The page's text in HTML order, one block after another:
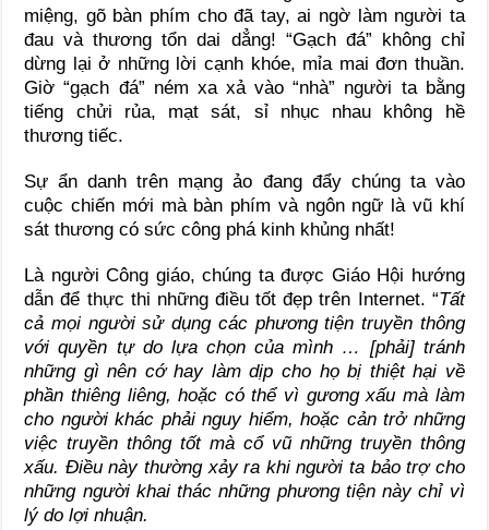
miệng, gõ bàn phím cho đã tay, ai ngờ làm người ta
đau và thương tổn dai dẳng! “Gạch đá” không chỉ
dừng lại ở những lời cạnh khóe, mỉa mai đơn thuần.
Giờ “gạch đá” ném xa xả vào “nhà” người ta bằng
tiếng chửi rủa, mạt sát, sỉ nhục nhau không hề
thương tiếc.
Sự ẩn danh trên mạng ảo đang đẩy chúng ta vào
cuộc chiến mới mà bàn phím và ngôn ngữ là vũ khí
sát thương có sức công phá kinh khủng nhất!
Là người Công giáo, chúng ta được Giáo Hội hướng
dẫn để thực thi những điều tốt đẹp trên Internet. “Tất
cả mọi người sử dụng các phương tiện truyền thông
với quyền tự do lựa chọn của mình … [phải] tránh
những gì nên cớ hay làm dịp cho họ bị thiệt hại về
phần thiêng liêng, hoặc có thể vì gương xấu mà làm
cho người khác phải nguy hiểm, hoặc cản trở những
việc truyền thông tốt mà cổ vũ những truyền thông
xấu. Điều này thường xảy ra khi người ta bảo trợ cho
những người khai thác những phương tiện này chỉ vì
lý do lợi nhuận.